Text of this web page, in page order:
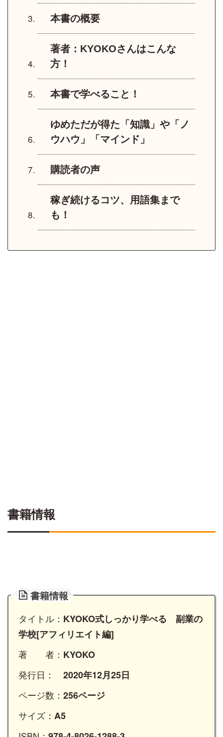
本書の概要
著者：KYOKOさんはこんな
方！
本書で学べること！
ゆめただが得た「知識」や「ノ
ウハウ」「マインド」
購読者の声
稼ぎ続けるコツ、用語集まで
も！
書籍情報
書籍情報
タイトル： KYOKO式しっかり学べる 副業の
学校[アフィリエイト編]
著 者： KYOKO
発行日： 2020年12月25日
ページ数： 256ページ
サイズ： A5